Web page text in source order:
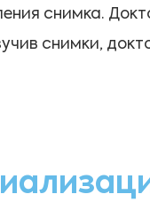
снимка.
снимки,